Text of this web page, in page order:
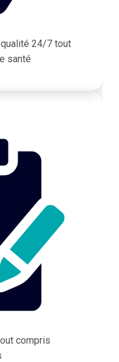
24/7 tout
santé
compris